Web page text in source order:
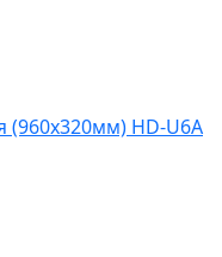
(960x320мм) HD-U6A